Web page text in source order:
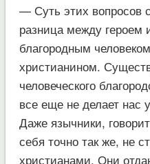
— Суть этих вопросов
разница между
благородным
христианином.
человеческого
все еще не делает нас
Даже язычники,
себя точно так же, не
христианами. Они